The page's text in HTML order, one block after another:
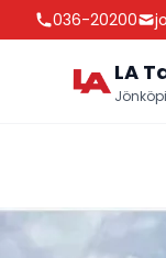
036-20200
LA